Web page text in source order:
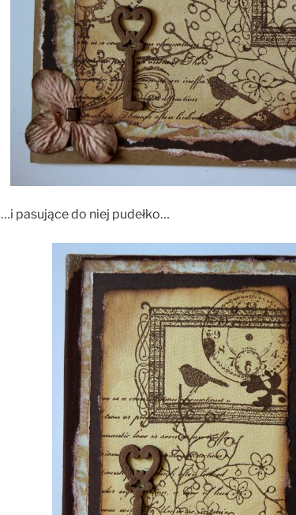
…i pasujące do niej pudełko…